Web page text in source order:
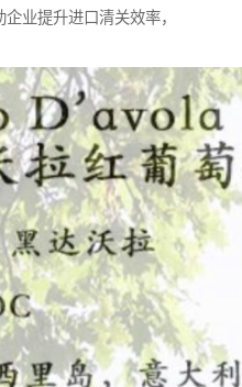
业提升进口清关效率，